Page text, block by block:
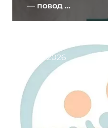
— повод ...
31.07.2026